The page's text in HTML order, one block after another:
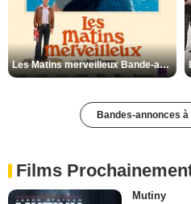
Les Matins merveilleux Bande-annonce VF
Bandes-annonces
Films
Mutiny